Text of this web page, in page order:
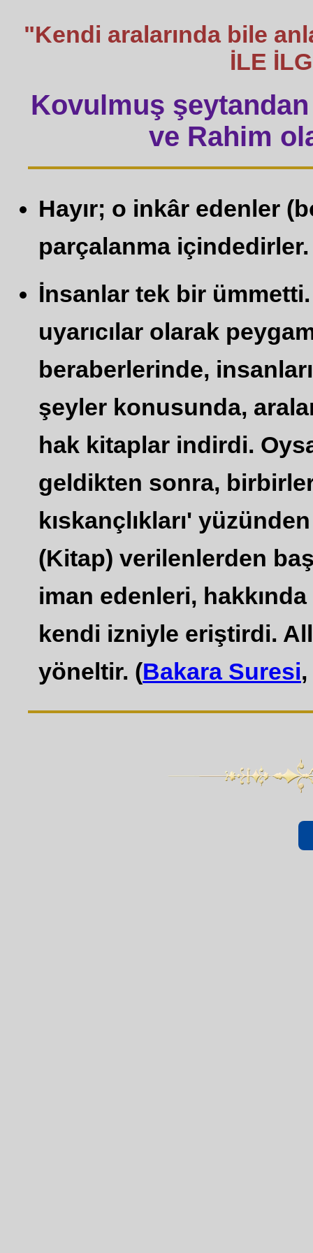
"Kendi aralarında bile
İLE
Kovulmuş şeytandan
ve Rahim
Hayır; o inkâr edenler
parçalanma içindedirler.
İnsanlar tek bir
uyarıcılar olarak
beraberlerinde,
şeyler konusunda,
hak kitaplar indirdi.
geldikten sonra,
kıskançlıkları'
(Kitap) verilenlerden
iman edenleri,
kendi izniyle eriştirdi.
yöneltir. (Bakara Suresi